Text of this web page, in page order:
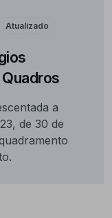
Atualizado
a
de 30 de